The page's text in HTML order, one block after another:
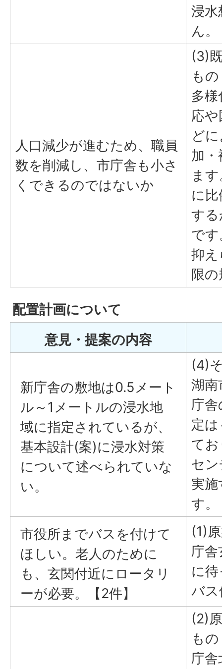
浸水
ん。
人口減少が進むため、職員
数を削減し、市庁舎も小さ
くできるのではないか
(3)
もの
多
応
ど
加
ま
に
す
で
抑え
限
配置計画について
意見・提案の内容
新庁舎の敷地は0.5メート
ル～1メートルの浸水地
域に指定されているが、
基本設計(案)に浸水対策
について述べられていな
い。
(4)
湖南
庁
定
て
セ
実
す。
市役所までバスを付けて
ほしい。老人のために
も、玄関付近にロータリ
ーが必要。【2件】
(1)
庁
に
バ
(2)
もの
庁